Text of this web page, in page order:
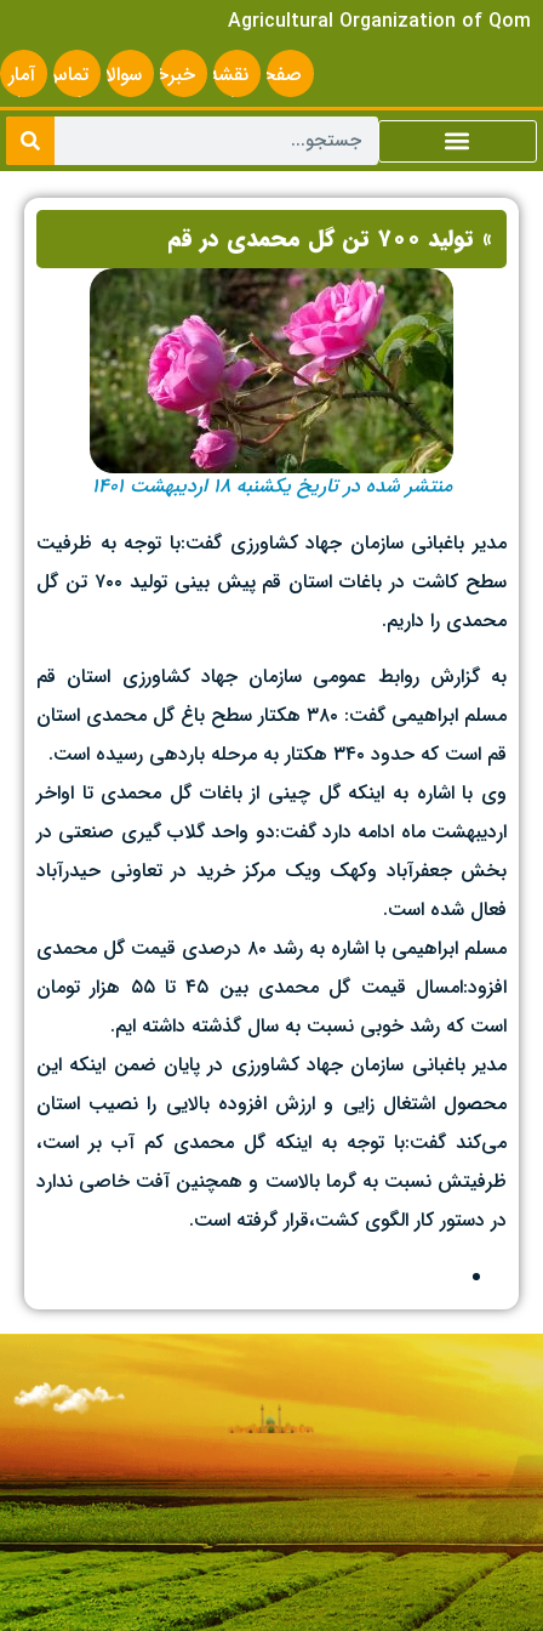
Agricultural Organization of Qom
صفحه
اصلی
نقشه
سایت
خبرخوانسوالات
متداول
تماس
با ما
آمار
» تولید ۷۰۰ تن گل محمدی در قم
منتشر شده در تاریخ یکشنبه ۱۸ اردیبهشت ۱۴۰۱
مدیر باغبانی سازمان جهاد کشاورزی گفت:با توجه به ظرفیت
سطح کاشت در باغات استان قم پیش بینی تولید ۷۰۰ تن گل
محمدی را داریم.
به گزارش روابط عمومی سازمان جهاد کشاورزی استان قم
مسلم ابراهیمی گفت: ۳۸۰ هکتار سطح باغ گل محمدی استان
قم است که حدود ۳۴۰ هکتار به مرحله باردهی رسیده است.
وی با اشاره به اینکه گل چینی از باغات گل محمدی تا اواخر
اردیبهشت ماه ادامه دارد گفت:دو واحد گلاب گیری صنعتی در
بخش جعفرآباد وکهک ویک مرکز خرید در تعاونی حیدرآباد
فعال شده است.
مسلم ابراهیمی با اشاره به رشد ۸۰ درصدی قیمت گل محمدی
افزود:امسال قیمت گل محمدی بین ۴۵ تا ۵۵ هزار تومان
است که رشد خوبی نسبت به سال گذشته داشته ایم.
مدیر باغبانی سازمان جهاد کشاورزی در پایان ضمن اینکه این
محصول اشتغال زایی و ارزش افزوده بالایی را نصیب استان
می‌کند گفت:با توجه به اینکه گل محمدی کم آب بر است،
ظرفیتش نسبت به گرما بالاست و همچنین آفت خاصی ندارد
در دستور کار الگوی کشت،قرار گرفته است.